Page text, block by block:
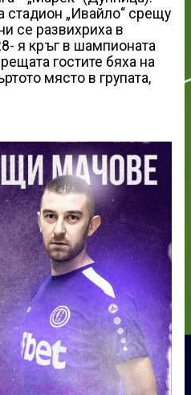
стадион „Ивайло“ срещу
се развихриха в
я кръг в шампионата
гостите бяха на
място в групата,